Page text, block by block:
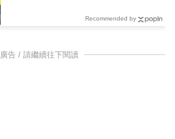
Recommended by
廣告 / 請繼續往下閱讀